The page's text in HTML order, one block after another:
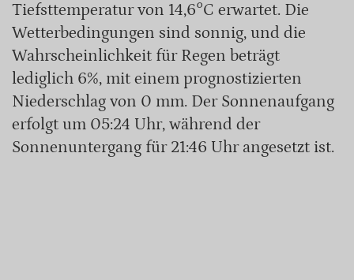
Tiefsttemperatur von 14,6°C erwartet. Die
Wetterbedingungen sind sonnig, und die
Wahrscheinlichkeit für Regen beträgt
lediglich 6%, mit einem prognostizierten
Niederschlag von 0 mm. Der Sonnenaufgang
erfolgt um 05:24 Uhr, während der
Sonnenuntergang für 21:46 Uhr angesetzt ist.